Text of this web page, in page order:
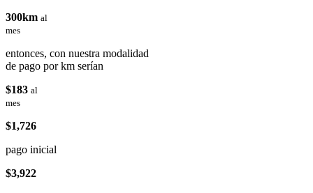
300km al
mes
entonces, con nuestra modalidad
de pago por km serían
$183 al
mes
$1,726
pago inicial
$3,922